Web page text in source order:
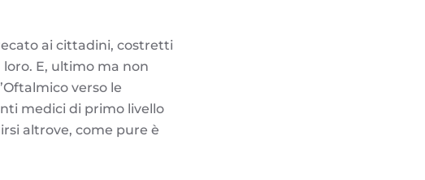
ai cittadini, costretti
E, ultimo ma non
verso le
medici di primo livello
altrove, come pure è